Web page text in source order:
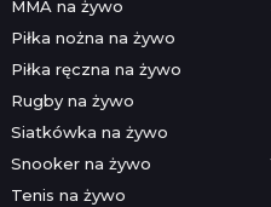
MMA na żywo
Piłka nożna na żywo
Piłka ręczna na żywo
Rugby na żywo
Siatkówka na żywo
Snooker na żywo
Tenis na żywo